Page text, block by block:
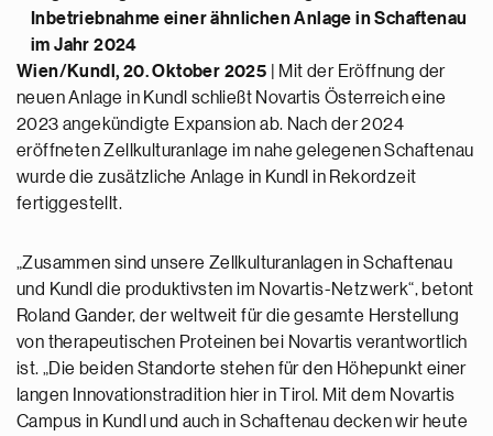
Inbetriebnahme einer ähnlichen Anlage in Schaftenau
im Jahr 2024
Wien/Kundl, 20. Oktober 2025 | Mit der Eröffnung der
neuen Anlage in Kundl schließt Novartis Österreich eine
2023 angekündigte Expansion ab. Nach der 2024
eröffneten Zellkulturanlage im nahe gelegenen Schaftenau
wurde die zusätzliche Anlage in Kundl in Rekordzeit
fertiggestellt.
„Zusammen sind unsere Zellkulturanlagen in Schaftenau
und Kundl die produktivsten im Novartis-Netzwerk“, betont
Roland Gander, der weltweit für die gesamte Herstellung
von therapeutischen Proteinen bei Novartis verantwortlich
ist. „Die beiden Standorte stehen für den Höhepunkt einer
langen Innovationstradition hier in Tirol. Mit dem Novartis
Campus in Kundl und auch in Schaftenau decken wir heute